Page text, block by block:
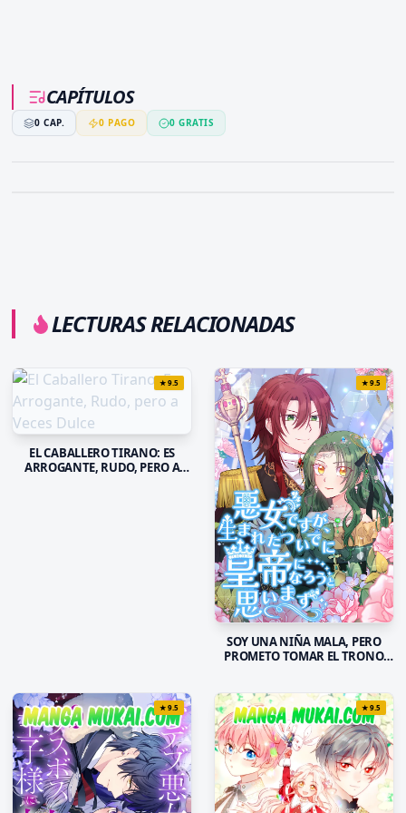
CAPÍTULOS
0 CAP. 0 PAGO 0 GRATIS
LECTURAS RELACIONADAS
★9.5
EL CABALLERO TIRANO: ES
ARROGANTE, RUDO, PERO A
★9.5
SOY UNA NIÑA MALA, PERO
PROMETO TOMAR EL TRONO
★9.5 ★9.5